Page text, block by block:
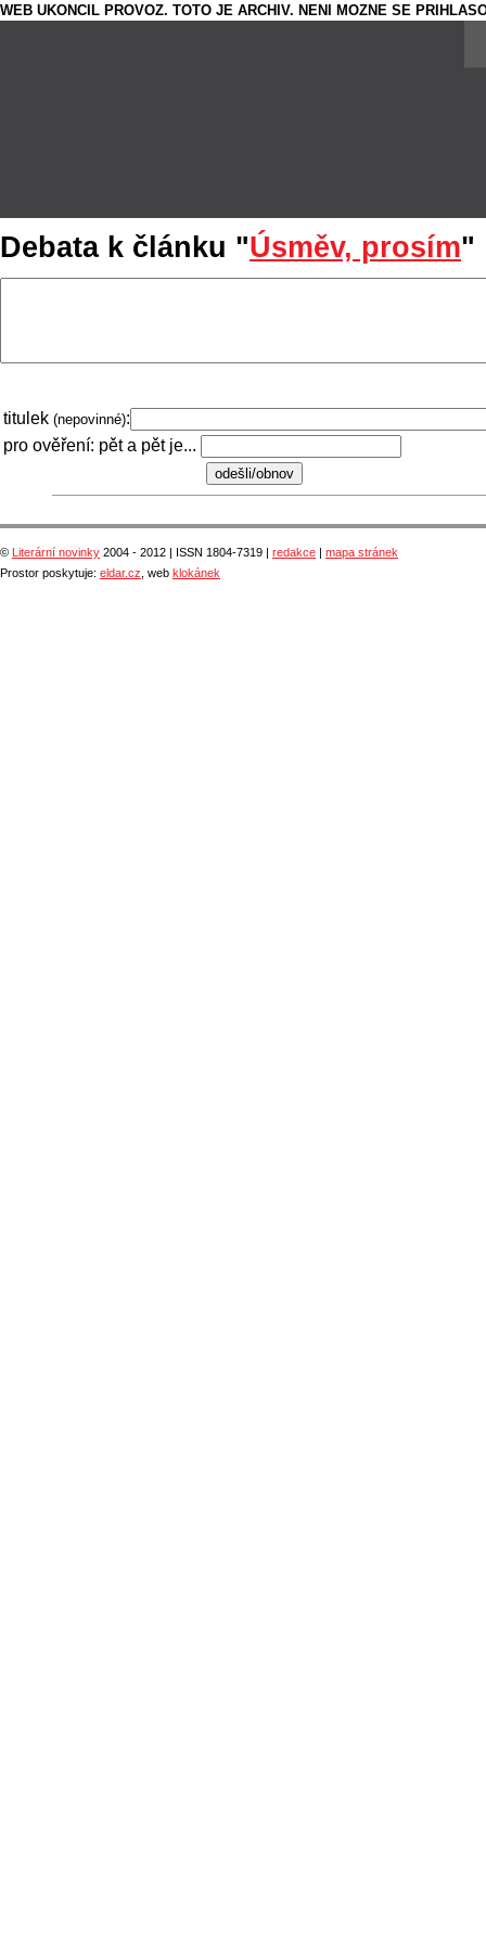
WEB UKONCIL PROVOZ. TOTO JE ARCHIV. NENI MOZNE SE
Debata k článku "Úsměv, prosím"
titulek (nepovinné):
pro ověření: pět a pět je...
© Literární novinky 2004 - 2012 | ISSN 1804-7319 | redakce | mapa stránek
Prostor poskytuje: eldar.cz , web klokánek